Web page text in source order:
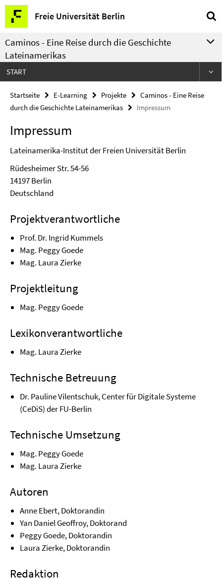
Springe
direkt
zu
Inhalt
Freie Universität Berlin
Service-
Navigation
Caminos - Eine Reise durch die Geschichte
Lateinamerikas
START
Startseite E-Learning Projekte
Caminos - Eine Reise
durch die Geschichte Lateinamerikas
Impressum
Impressum
Lateinamerika-Institut der Freien Universität Berlin
Rüdesheimer Str. 54-56
14197 Berlin
Deutschland
Projektverantwortliche
Prof. Dr. Ingrid Kummels
Mag. Peggy Goede
Mag. Laura Zierke
Projektleitung
Mag. Peggy Goede
Lexikonverantwortliche
Mag. Laura Zierke
Technische Betreuung
Dr. Pauline Vilentschuk, Center für Digitale Systeme
(CeDiS) der FU-Berlin
Technische Umsetzung
Mag. Peggy Goede
Mag. Laura Zierke
Autoren
Anne Ebert, Doktorandin
Yan Daniel Geoffroy, Doktorand
Peggy Goede, Doktorandin
Laura Zierke, Doktorandin
Redaktion